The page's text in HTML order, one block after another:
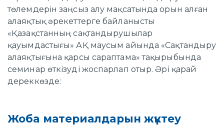
төлемдерін заңсыз алу мақсатында орын алған
алаяқтық әрекеттерге байланысты
«Қазақстанның сақтандырушылар
қауымдастығы» АҚ маусым айында «Сақтандыру
алаяқтығына қарсы сараптама» тақырыбында
семинар өткізуді жоспарлап отыр. Әрі қарай
дереккөзде:
Жоба материалдарын жүктеу